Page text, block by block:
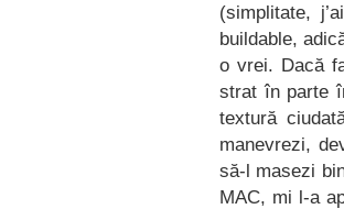
(simplitate,
buildable,
o vrei. Dacă
strat în parte
textură
manevrezi,
să-l masezi
MAC, mi l-a